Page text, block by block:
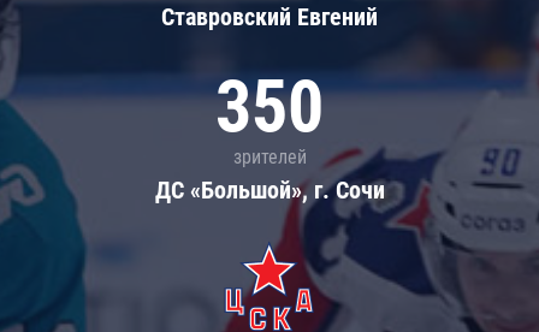
Ставровский Евгений
350
зрителей
ДС «Большой», г. Сочи